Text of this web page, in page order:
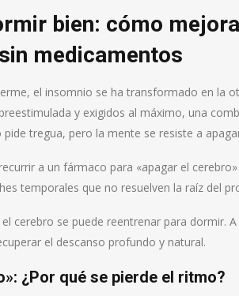
bien: cómo
medicamentos
el insomnio se ha transformado en la
y exigidos al máximo, una
tregua, pero la mente se resiste a
a un fármaco para «apagar el
temporales que no resuelven la raíz del
cerebro se puede reentrenar para dormir.
el descanso profundo y natural.
¿Por qué se pierde el ritmo?